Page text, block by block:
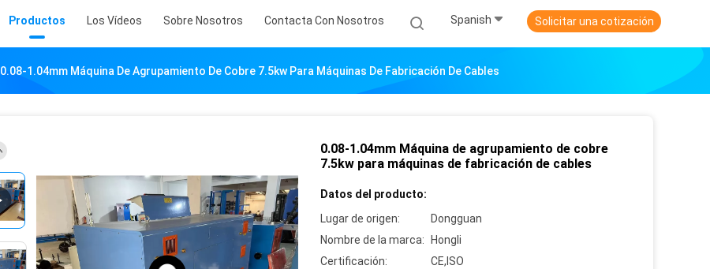
Productos Los Vídeos Sobre Nosotros Contacta Con Nosotros Spanish Solicitar una cotización
0.08-1.04mm Máquina De Agrupamiento De Cobre 7.5kw Para Máquinas De Fabricación De Cables
0.08-1.04mm Máquina de agrupamiento de cobre
7.5kw para máquinas de fabricación de cables
Datos del producto:
Lugar de origen:
Dongguan
Nombre de la marca:
Hongli
Certificación:
CE,ISO